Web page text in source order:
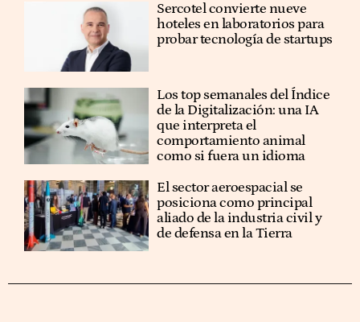
Sercotel convierte nueve
hoteles en laboratorios para
probar tecnología de startups
Los top semanales del Índice
de la Digitalización: una IA
que interpreta el
comportamiento animal
como si fuera un idioma
El sector aeroespacial se
posiciona como principal
aliado de la industria civil y
de defensa en la Tierra